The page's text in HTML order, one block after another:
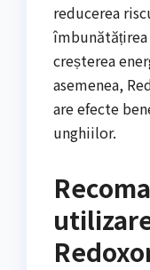
reducerea
îmbunătățirea
creșterea
asemenea,
are efecte
unghiilor.